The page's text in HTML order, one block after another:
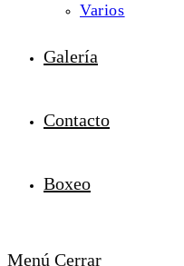
Varios
Galería
Contacto
Boxeo
Menú Cerrar